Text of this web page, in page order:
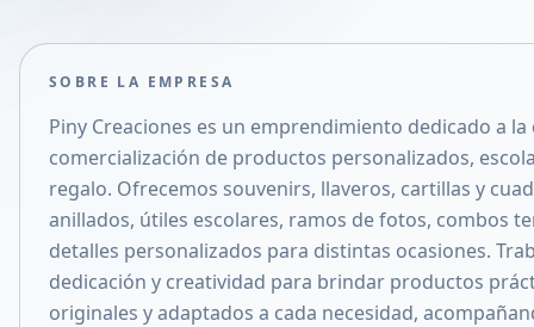
Compartir en X
SOBRE LA EMPRESA
Piny Creaciones es un emprendimiento dedicado a la
comercialización de productos personalizados,
regalo. Ofrecemos souvenirs, llaveros, cartillas y
anillados, útiles escolares, ramos de fotos, combos
detalles personalizados para distintas ocasiones.
dedicación y creatividad para brindar productos
originales y adaptados a cada necesidad,